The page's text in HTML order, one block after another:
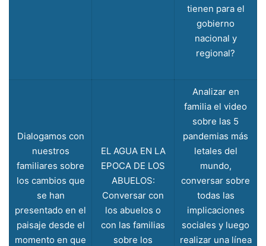
tienen para el
gobierno
nacional y
regional?
Dialogamos con
nuestros
familiares sobre
los cambios que
se han
presentado en el
paisaje desde el
momento en que
EL AGUA EN LA
EPOCA DE LOS
ABUELOS:
Conversar con
los abuelos o
con las familias
sobre los
Analizar en
familia el video
sobre las 5
pandemias más
letales del
mundo,
conversar sobre
todas las
implicaciones
sociales y luego
realizar una línea